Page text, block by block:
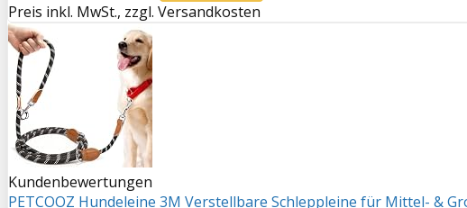
Preis inkl. MwSt., zzgl. Versandkosten
Kundenbewertungen
PETCOOZ Hundeleine 3M Verstellbare Schleppleine für Mittel- &